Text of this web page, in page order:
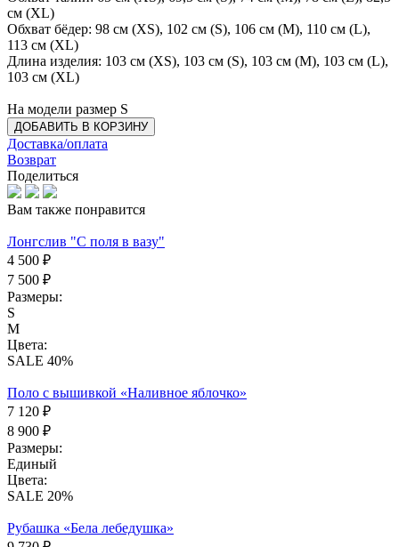
см (XL)
Обхват бёдер: 98 см (XS), 102 см (S), 106 см (M), 110 см (L),
113 см (XL)
Длина изделия: 103 см (XS), 103 см (S), 103 см (М), 103 см (L),
103 см (XL)
На модели размер S
ДОБАВИТЬ В КОРЗИНУ
Доставка/оплата
Возврат
Поделиться
Вам также понравится
Лонгслив "С поля в вазу"
4 500 ₽
7 500 ₽
Размеры:
S
M
Цвета:
SALE 40%
Поло с вышивкой «Наливное яблочко»
7 120 ₽
8 900 ₽
Размеры:
Единый
Цвета:
SALE 20%
Рубашка «Бела лебедушка»